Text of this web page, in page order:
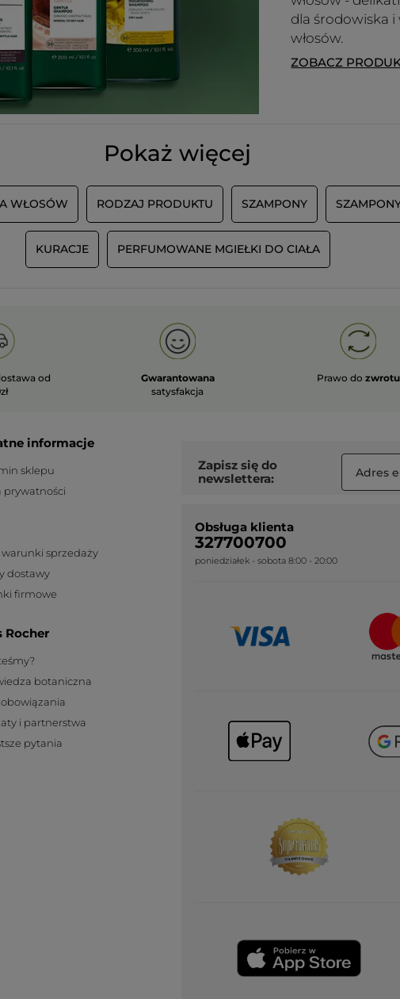
dla środowiska
włosów.
ZOBACZ
Pokaż więcej
WŁOSÓW RODZAJ PRODUKTU SZAMPONY
KURACJE PERFUMOWANE MGIEŁKI DO CIAŁA
od
Gwarantowana
satysfakcja
Prawo do zwrotu
informacje
sklepu
prywatności
sprzedaży
dostawy
firmowe
Rocher
botaniczna
i partnerstwa
pytania
Zapisz się do
newslettera:
Obsługa klienta
327700700
poniedziałek - sobota 8:00 - 20:00